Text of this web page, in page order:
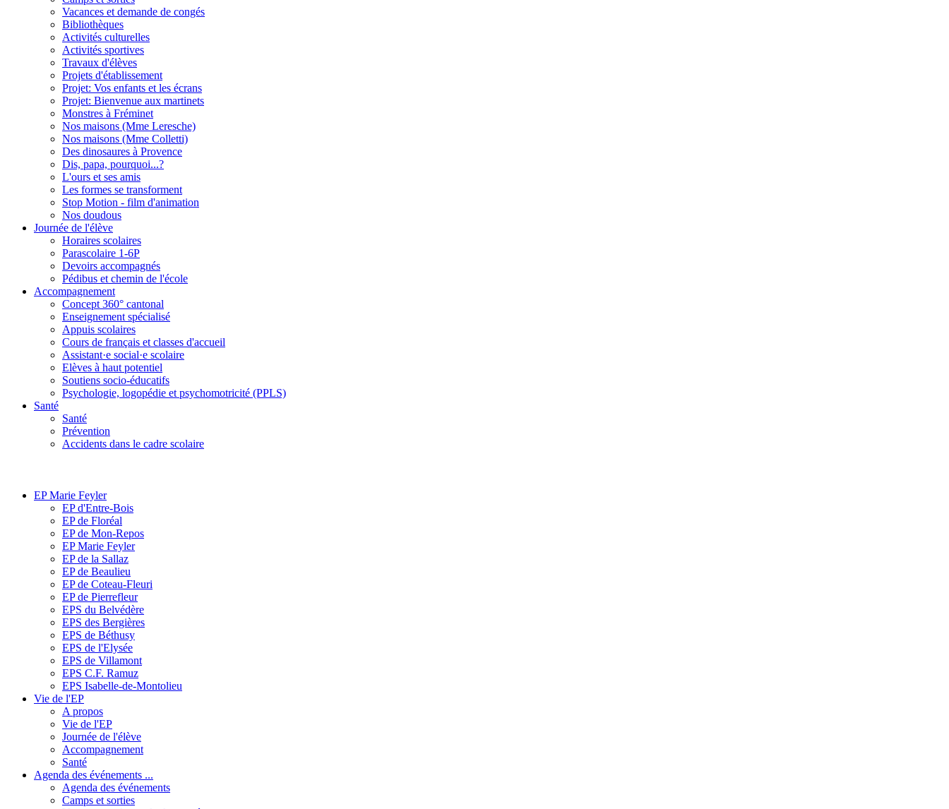
Vacances et demande de congés
Bibliothèques
Activités culturelles
Activités sportives
Travaux d'élèves
Projets d'établissement
Projet: Vos enfants et les écrans
Projet: Bienvenue aux martinets
Monstres à Fréminet
Nos maisons (Mme Leresche)
Nos maisons (Mme Colletti)
Des dinosaures à Provence
Dis, papa, pourquoi...?
L'ours et ses amis
Les formes se transforment
Stop Motion - film d'animation
Nos doudous
Journée de l'élève
Horaires scolaires
Parascolaire 1-6P
Devoirs accompagnés
Pédibus et chemin de l'école
Accompagnement
Concept 360° cantonal
Enseignement spécialisé
Appuis scolaires
Cours de français et classes d'accueil
Assistant·e social·e scolaire
Elèves à haut potentiel
Soutiens socio-éducatifs
Psychologie, logopédie et psychomotricité (PPLS)
Santé
Santé
Prévention
Accidents dans le cadre scolaire
EP Marie Feyler
EP d'Entre-Bois
EP de Floréal
EP de Mon-Repos
EP Marie Feyler
EP de la Sallaz
EP de Beaulieu
EP de Coteau-Fleuri
EP de Pierrefleur
EPS du Belvédère
EPS des Bergières
EPS de Béthusy
EPS de l'Elysée
EPS de Villamont
EPS C.F. Ramuz
EPS Isabelle-de-Montolieu
Vie de l'EP
A propos
Vie de l'EP
Journée de l'élève
Accompagnement
Santé
Agenda des événements ...
Agenda des événements
Camps et sorties